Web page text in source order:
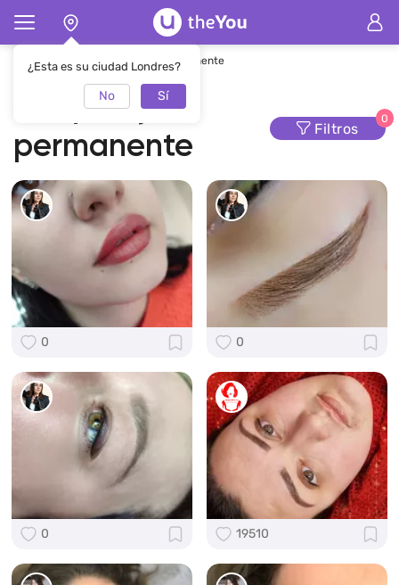
¿Esta es su ciudad Londres?
No Sí
Página de inicio Maquillaje permanente
Maquillaje
permanente
Filtros
0
0 0
0 19510